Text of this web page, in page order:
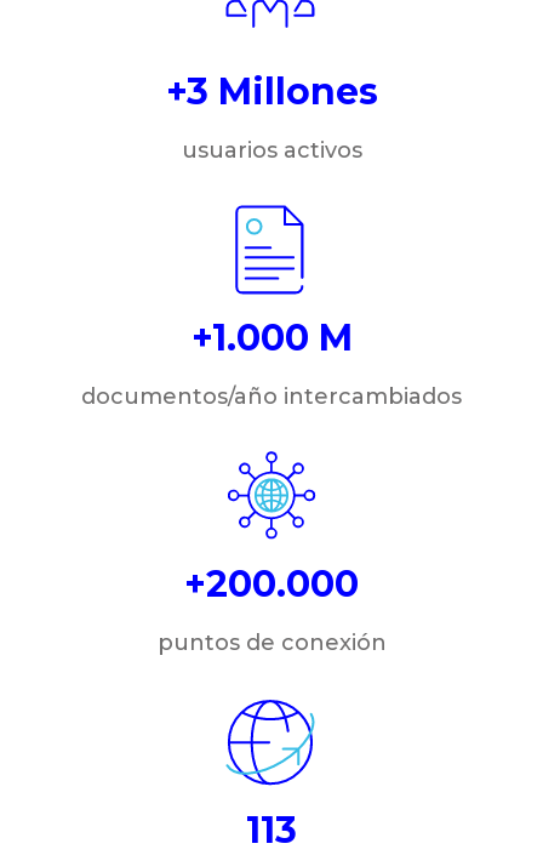
+3 Millones
usuarios activos
+1.000 M
documentos/año intercambiados
+200.000
puntos de conexión
113